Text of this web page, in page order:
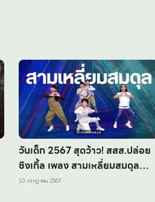
วันเด็ก 2567 สุดว้าว! สสส.ปล่อย
ซิงเกิ้ล เพลง สามเหลี่ยมสมดุล
ชวนน้อง ๆ หนู ๆ มาร่วมกันร้อง
10 กรกฎาคม 2567